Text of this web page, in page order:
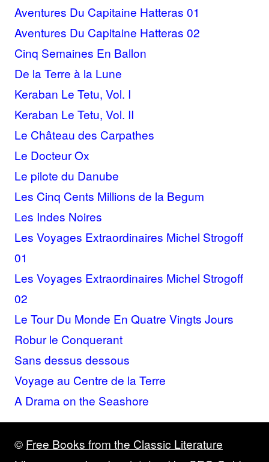
Aventures Du Capitaine Hatteras 01
Aventures Du Capitaine Hatteras 02
Cinq Semaines En Ballon
De la Terre à la Lune
Keraban Le Tetu, Vol. I
Keraban Le Tetu, Vol. II
Le Château des Carpathes
Le Docteur Ox
Le pilote du Danube
Les Cinq Cents Millions de la Begum
Les Indes Noires
Les Voyages Extraordinaires Michel Strogoff
01
Les Voyages Extraordinaires Michel Strogoff
02
Le Tour Du Monde En Quatre Vingts Jours
Robur le Conquerant
Sans dessus dessous
Voyage au Centre de la Terre
A Drama on the Seashore
© Free Books from the Classic Literature